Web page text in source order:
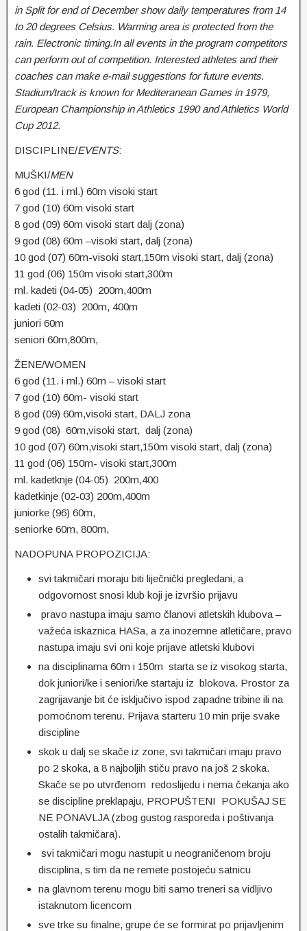
in Split for end of December show daily temperatures from 14
to 20 degrees Celsius. Warming area is protected from the
rain. Electronic timing.In all events in the program competitors
can perform out of competition. Interested athletes and their
coaches can make e-mail suggestions for future events.
Stadium/track is known for Mediteranean Games in 1979,
European Championship in Athletics 1990 and Athletics World
Cup 2012.
DISCIPLINE/EVENTS:
MUŠKI/MEN
6 god (11. i ml.) 60m visoki start
7 god (10) 60m visoki start
8 god (09) 60m visoki start dalj (zona)
9 god (08) 60m –visoki start, dalj (zona)
10 god (07) 60m-visoki start,150m visoki start, dalj (zona)
11 god (06) 150m visoki start,300m
ml. kadeti (04-05) 200m,400m
kadeti (02-03) 200m, 400m
juniori 60m
seniori 60m,800m,
ŽENE/WOMEN
6 god (11. i ml.) 60m – visoki start
7 god (10) 60m- visoki start
8 god (09) 60m,visoki start, DALJ zona
9 god (08) 60m,visoki start, dalj (zona)
10 god (07) 60m,visoki start,150m visoki start, dalj (zona)
11 god (06) 150m- visoki start,300m
ml. kadetknje (04-05) 200m,400
kadetkinje (02-03) 200m,400m
juniorke (96) 60m,
seniorke 60m, 800m,
NADOPUNA PROPOZICIJA:
svi takmičari moraju biti liječnički pregledani, a
odgovornost snosi klub koji je izvršio prijavu
pravo nastupa imaju samo članovi atletskih klubova –
važeća iskaznica HASa, a za inozemne atletičare, pravo
nastupa imaju svi oni koje prijave atletski klubovi
na disciplinama 60m i 150m starta se iz visokog starta,
dok juniori/ke i seniori/ke startaju iz blokova. Prostor za
zagrijavanje bit će isključivo ispod zapadne tribine ili na
pomoćnom terenu. Prijava starteru 10 min prije svake
discipline
skok u dalj se skače iz zone, svi takmičari imaju pravo
po 2 skoka, a 8 najboljih stiču pravo na još 2 skoka.
Skače se po utvrđenom redoslijedu i nema čekanja ako
se discipline preklapaju, PROPUŠTENI POKUŠAJ SE
NE PONAVLJA (zbog gustog rasporeda i poštivanja
ostalih takmičara).
svi takmičari mogu nastupit u neograničenom broju
disciplina, s tim da ne remete postojeću satnicu
na glavnom terenu mogu biti samo treneri sa vidljivo
istaknutom licencom
sve trke su finalne, grupe će se formirat po prijavljenim